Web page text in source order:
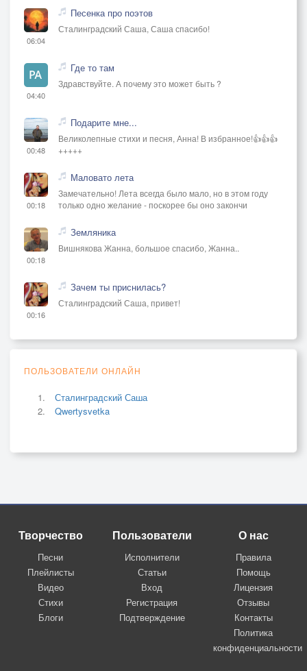
06:04
Песенка про поэтов
Сталинградский Саша, Саша спасибо!
04:40
Где то там
Здравствуйте. А почему это может быть ?
00:48
Подарите мне...
Великолепные стихи и песня, Анна! В избранное!👍👍👍
+++++
00:18
Маловато лета
Замечательно! Лета всегда было мало, но в этом году
только одно желание - поскорее бы оно закончи
00:18
Земляника
Вишнякова Жанна, большое спасибо, Жанна..
00:16
Зачем ты приснилась?
Сталинградский Саша, привет!
ПОЛЬЗОВАТЕЛИ ОНЛАЙН
Сталинградский Саша
Qwertysvetka
Творчество
Песни
Плейлисты
Видео
Стихи
Блоги
Пользователи
Исполнители
Статьи
Вход
Регистрация
Подтверждение
О нас
Правила
Помощь
Лицензия
Отзывы
Контакты
Политика
конфиденциальности